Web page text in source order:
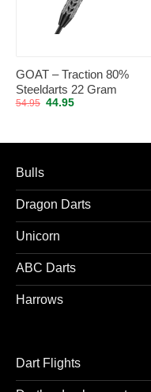
GOAT – Traction 80%
Steeldarts 22 Gram
54.95 Oorspronkelijke
44.95Huidige
Bulls
Dragon Darts
Unicorn
ABC Darts
Harrows
Dart Flights